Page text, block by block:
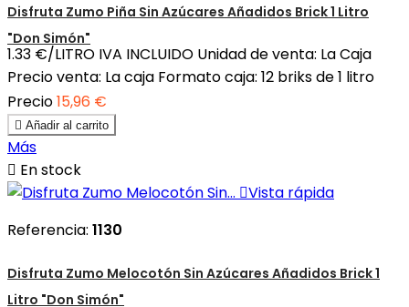
Disfruta Zumo Piña Sin Azúcares Añadidos Brick 1 Litro
"Don Simón"
1.33 €/LITRO IVA INCLUIDO Unidad de venta: La Caja
Precio venta: La caja Formato caja: 12 briks de 1 litro
Precio15,96 €
 Añadir al carrito
Más
 En stock
Vista rápida
Referencia: 1130
Disfruta Zumo Melocotón Sin Azúcares Añadidos Brick 1
Litro "Don Simón"